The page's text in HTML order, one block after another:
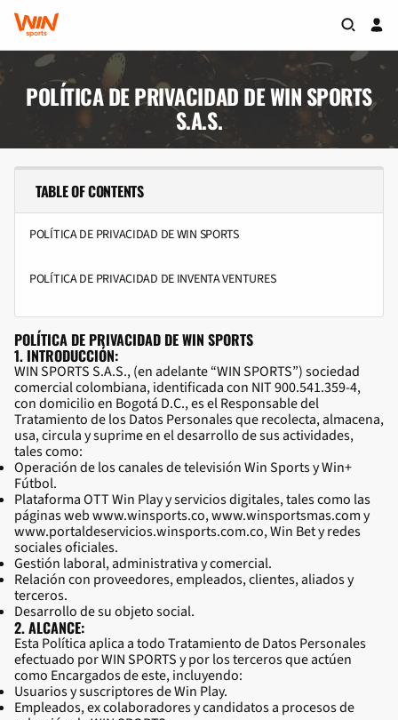
POLÍTICA DE PRIVACIDAD DE WIN SPORTS
S.A.S.
TABLE OF CONTENTS
POLÍTICA DE PRIVACIDAD DE WIN SPORTS
POLÍTICA DE PRIVACIDAD DE INVENTA VENTURES
POLÍTICA DE PRIVACIDAD DE WIN SPORTS
1. INTRODUCCIÓN:
WIN SPORTS S.A.S., (en adelante “WIN SPORTS”) sociedad
comercial colombiana, identificada con NIT 900.541.359-4,
con domicilio en Bogotá D.C., es el Responsable del
Tratamiento de los Datos Personales que recolecta, almacena,
usa, circula y suprime en el desarrollo de sus actividades,
tales como:
Operación de los canales de televisión Win Sports y Win+
Fútbol.
Plataforma OTT Win Play y servicios digitales, tales como las
páginas webwww.winsports.co,www.winsportsmas.comy
www.portaldeservicios.winsports.com.co, Win Bet y redes
sociales oficiales.
Gestión laboral, administrativa y comercial.
Relación con proveedores, empleados, clientes, aliados y
terceros.
Desarrollo de su objeto social.
2. ALCANCE:
Esta Política aplica a todo Tratamiento de Datos Personales
efectuado por WIN SPORTS y por los terceros que actúen
como Encargados de este, incluyendo:
Usuarios y suscriptores de Win Play.
Empleados, ex colaboradores y candidatos a procesos de